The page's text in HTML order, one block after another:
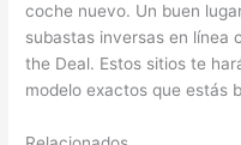
coche nuevo. Un buen
subastas inversas en línea
the Deal. Estos sitios te
modelo exactos que estás